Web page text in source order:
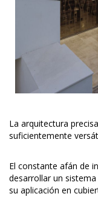
La arquitectura
suficientemente
El constante afán de
desarrollar un
su aplicación en